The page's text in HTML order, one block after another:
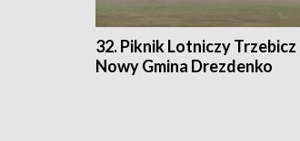
32. Piknik Lotniczy Trzebicz
Nowy Gmina Drezdenko